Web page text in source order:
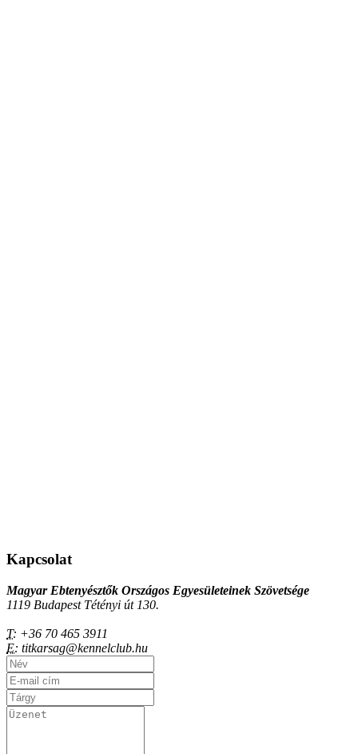
Kapcsolat
Magyar Ebtenyésztők Országos Egyesületeinek Szövetsége
1119 Budapest Tétényi út 130.
T: +36 70 465 3911
E: titkarsag@kennelclub.hu